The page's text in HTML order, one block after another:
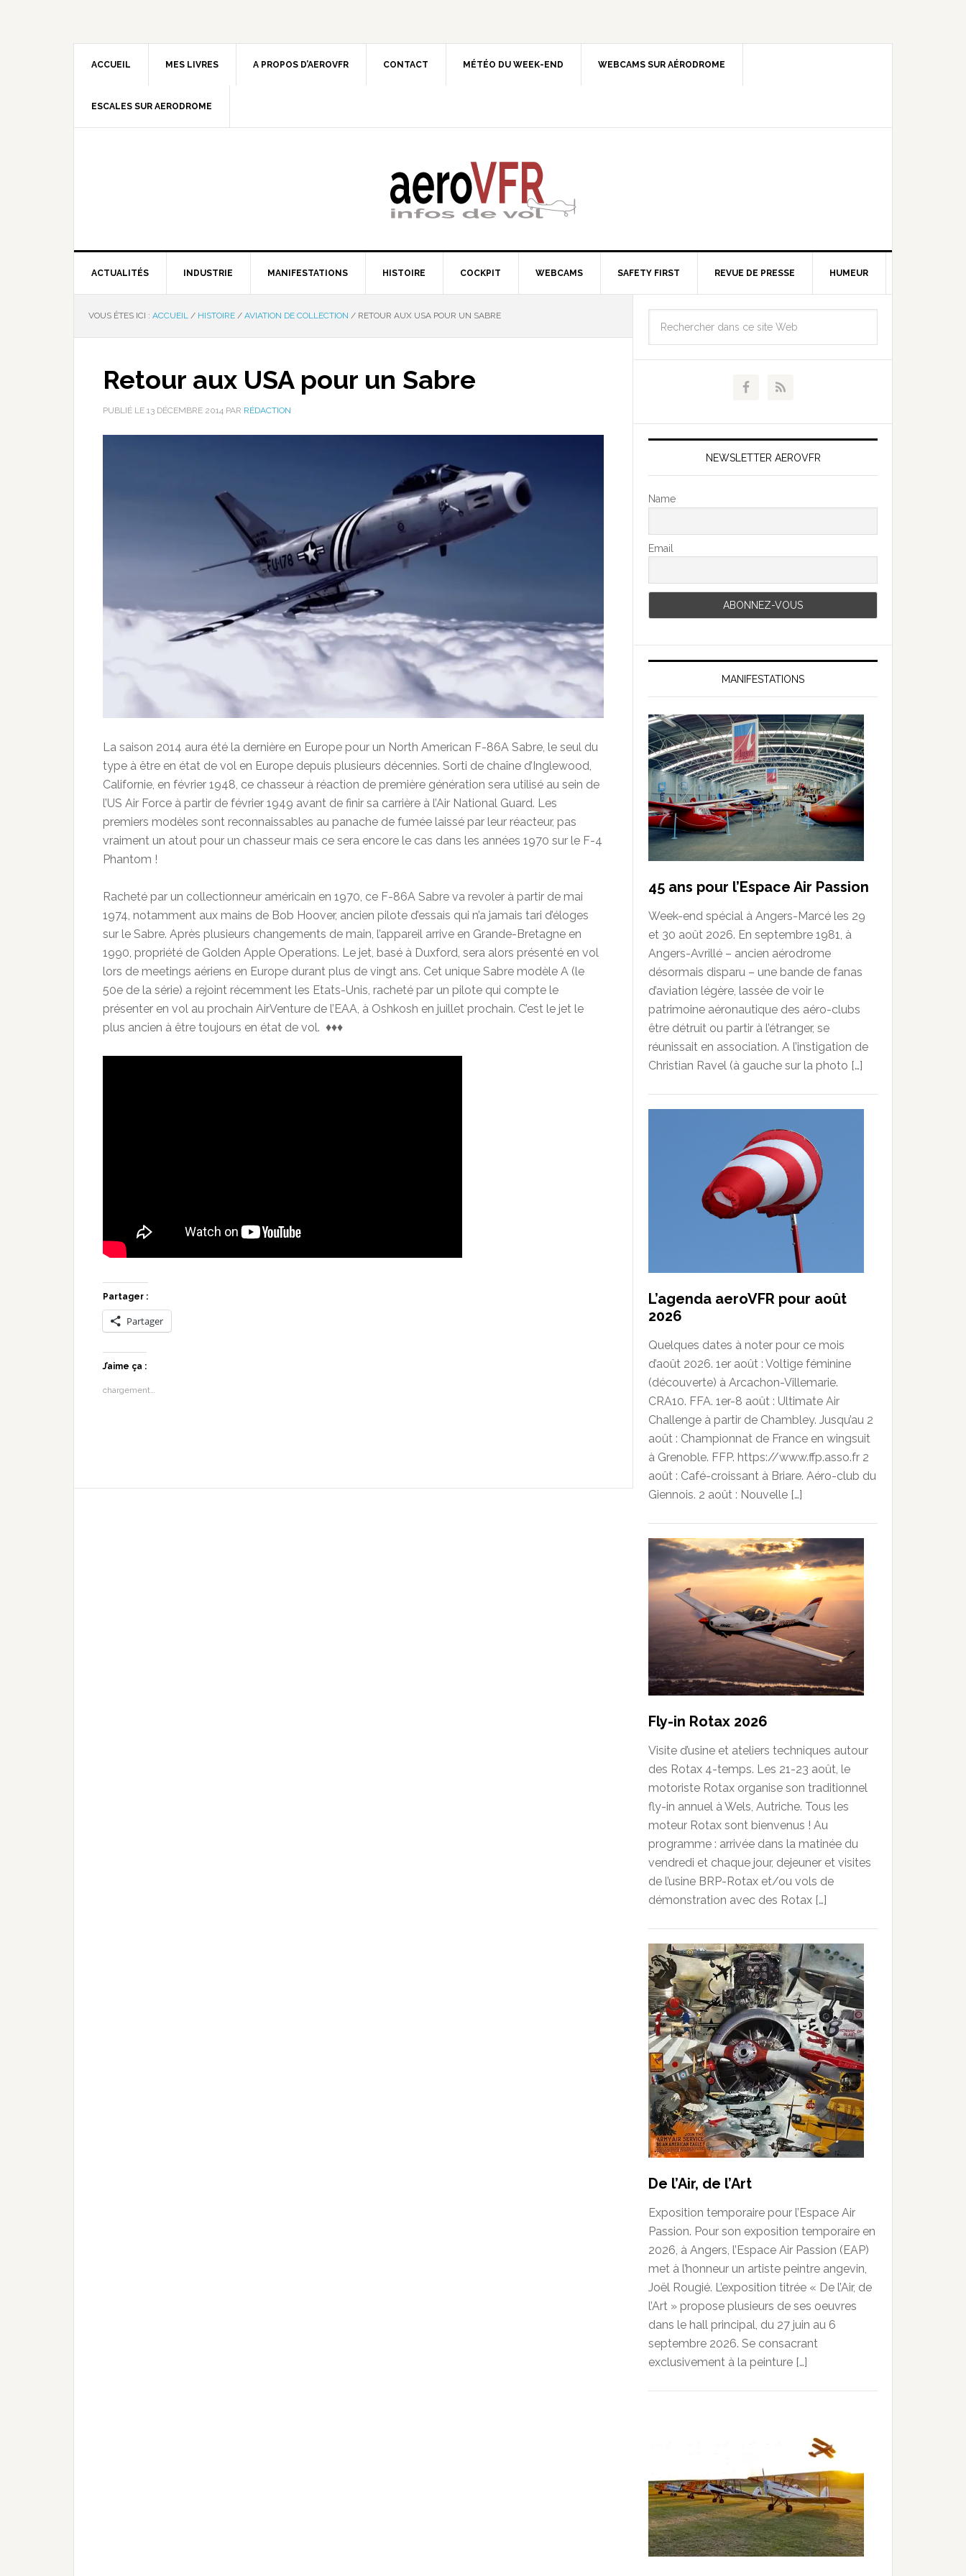
ACCUEIL MES LIVRES A PROPOS D’AEROVFR CONTACT MÉTÉO DU WEEK-END WEBCAMS SUR AÉRODROME
ESCALES SUR AERODROME
ACTUALITÉS INDUSTRIE MANIFESTATIONS HISTOIRE COCKPIT WEBCAMS SAFETY FIRST REVUE DE PRESSE HUMEUR
VOUS ÊTES ICI : ACCUEIL / HISTOIRE / AVIATION DE COLLECTION / RETOUR AUX USA POUR UN SABRE
Retour aux USA pour un Sabre
PUBLIÉ LE 13 DÉCEMBRE 2014 PAR RÉDACTION
La saison 2014 aura été la dernière en Europe pour un North American F-86A Sabre, le seul du
type à être en état de vol en Europe depuis plusieurs décennies. Sorti de chaîne d’Inglewood,
Californie, en février 1948, ce chasseur à réaction de première génération sera utilisé au sein de
l’US Air Force à partir de février 1949 avant de finir sa carrière à l’Air National Guard. Les
premiers modèles sont reconnaissables au panache de fumée laissé par leur réacteur, pas
vraiment un atout pour un chasseur mais ce sera encore le cas dans les années 1970 sur le F-4
Phantom !
Racheté par un collectionneur américain en 1970, ce F-86A Sabre va revoler à partir de mai
1974, notamment aux mains de Bob Hoover, ancien pilote d’essais qui n’a jamais tari d’éloges
sur le Sabre. Après plusieurs changements de main, l’appareil arrive en Grande-Bretagne en
1990, propriété de Golden Apple Operations. Le jet, basé à Duxford, sera alors présenté en vol
lors de meetings aériens en Europe durant plus de vingt ans. Cet unique Sabre modèle A (le
50e de la série) a rejoint récemment les Etats-Unis, racheté par un pilote qui compte le
présenter en vol au prochain AirVenture de l’EAA, à Oshkosh en juillet prochain. C’est le jet le
plus ancien à être toujours en état de vol. ♦♦♦
Partager :
Partager
J’aime ça :
chargement…
NEWSLETTER AEROVFR
Name
Email
MANIFESTATIONS
45 ans pour l’Espace Air Passion
Week-end spécial à Angers-Marcé les 29
et 30 août 2026. En septembre 1981, à
Angers-Avrillé – ancien aérodrome
désormais disparu – une bande de fanas
d’aviation légère, lassée de voir le
patrimoine aéronautique des aéro-clubs
être détruit ou partir à l’étranger, se
réunissait en association. A l’instigation de
Christian Ravel (à gauche sur la photo […]
L’agenda aeroVFR pour août
2026
Quelques dates à noter pour ce mois
d’août 2026. 1er août : Voltige féminine
(découverte) à Arcachon-Villemarie.
CRA10. FFA. 1er-8 août : Ultimate Air
Challenge à partir de Chambley. Jusqu’au 2
août : Championnat de France en wingsuit
à Grenoble. FFP. https://www.ffp.asso.fr 2
août : Café-croissant à Briare. Aéro-club du
Giennois. 2 août : Nouvelle […]
Fly-in Rotax 2026
Visite d’usine et ateliers techniques autour
des Rotax 4-temps. Les 21-23 août, le
motoriste Rotax organise son traditionnel
fly-in annuel à Wels, Autriche. Tous les
moteur Rotax sont bienvenus ! Au
programme : arrivée dans la matinée du
vendredi et chaque jour, dejeuner et visites
de l’usine BRP-Rotax et/ou vols de
démonstration avec des Rotax […]
De l’Air, de l’Art
Exposition temporaire pour l’Espace Air
Passion. Pour son exposition temporaire en
2026, à Angers, l’Espace Air Passion (EAP)
met à l’honneur un artiste peintre angevin,
Joël Rougié. L’exposition titrée « De l’Air, de
l’Art » propose plusieurs de ses oeuvres
dans le hall principal, du 27 juin au 6
septembre 2026. Se consacrant
exclusivement à la peinture […]